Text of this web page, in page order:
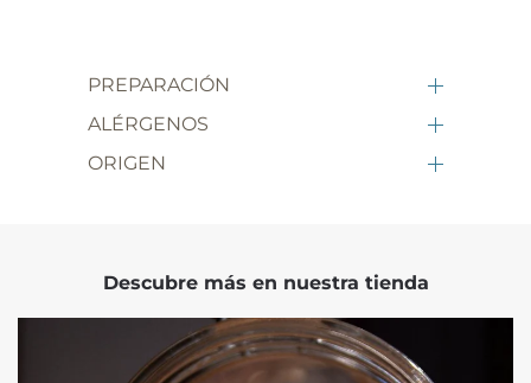
PREPARACIÓN
ALÉRGENOS
ORIGEN
Descubre más en nuestra tienda